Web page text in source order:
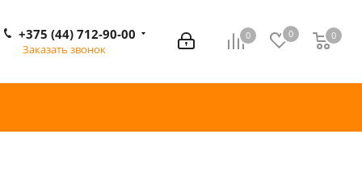
0 0 0
0
+375 (44) 712-90-00
Заказать звонок